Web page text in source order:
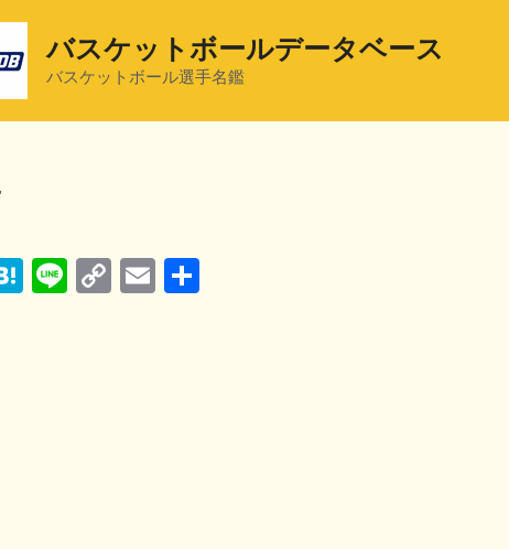
バスケットボールデータベース
バスケットボール選手名鑑
H
Li C
E